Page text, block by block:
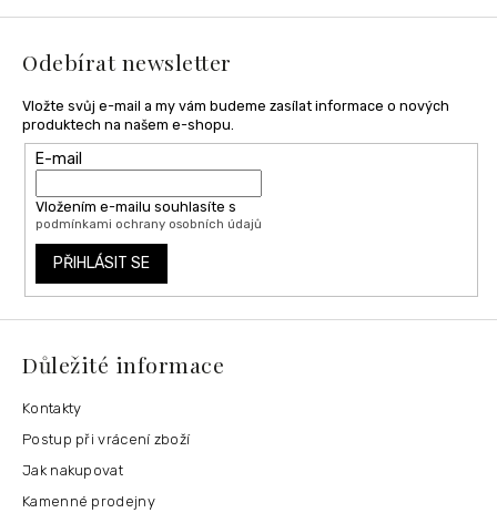
t
Odebírat newsletter
Vložte svůj e-mail a my vám budeme zasílat informace o nových
produktech na našem e-shopu.
E-mail
Vložením e-mailu souhlasíte s
podmínkami ochrany osobních údajů
PŘIHLÁSIT SE
Důležité informace
Kontakty
Postup při vrácení zboží
Jak nakupovat
Kamenné prodejny